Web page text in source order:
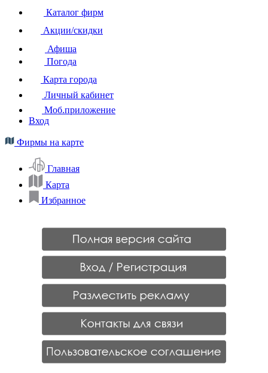
Каталог фирм
Акции/скидки
Афиша
Погода
Карта города
Личный кабинет
Моб.приложение
Вход
Фирмы на карте
Главная
Карта
Избранное